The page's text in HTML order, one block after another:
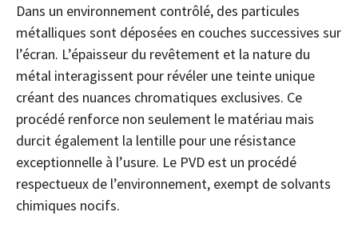
Dans un environnement contrôlé, des particules
métalliques sont déposées en couches successives sur
l’écran. L’épaisseur du revêtement et la nature du
métal interagissent pour révéler une teinte unique
créant des nuances chromatiques exclusives. Ce
procédé renforce non seulement le matériau mais
durcit également la lentille pour une résistance
exceptionnelle à l’usure. Le PVD est un procédé
respectueux de l’environnement, exempt de solvants
chimiques nocifs.